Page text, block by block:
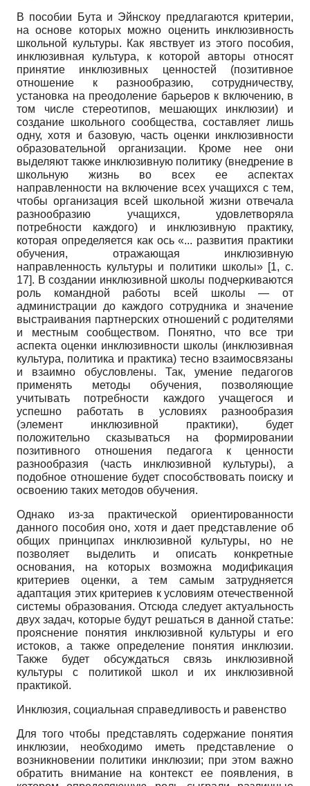
В пособии Бута и Эйнскоу предлагаются критерии,
на основе которых можно оценить инклюзивность
школьной культуры. Как явствует из этого пособия,
инклюзивная культура, к которой авторы относят
принятие инклюзивных ценностей (позитивное
отношение к разнообразию, сотрудничеству,
установка на преодоление барьеров к включению, в
том числе стереотипов, мешающих инклюзии) и
создание школьного сообщества, составляет лишь
одну, хотя и базовую, часть оценки инклюзивности
образовательной организации. Кроме нее они
выделяют также инклюзивную политику (внедрение в
школьную жизнь во всех ее аспектах
направленности на включение всех учащихся с тем,
чтобы организация всей школьной жизни отвечала
разнообразию учащихся, удовлетворяла
потребности каждого) и инклюзивную практику,
которая определяется как ось «... развития практики
обучения, отражающая инклюзивную
направленность культуры и политики школы» [1, с.
17]. В создании инклюзивной школы подчеркиваются
роль командной работы всей школы — от
администрации до каждого сотрудника и значение
выстраивания партнерских отношений с родителями
и местным сообществом. Понятно, что все три
аспекта оценки инклюзивности школы (инклю­зивная
культура, политика и практика) тесно взаимосвязаны
и взаимно обусловлены. Так, умение педагогов
применять методы обучения, позволяющие
учитывать потребности каждого учащегося и
успешно работать в условиях разнообразия
(элемент инклюзивной практики), будет
положительно сказываться на формировании
позитивного отношения педагога к ценности
разнообразия (часть инклюзивной культуры), а
подобное отношение будет способствовать поиску и
освоению таких методов обучения.
Однако из-за практической ориентированности
данного пособия оно, хотя и дает представление об
общих принципах инклюзивной культуры, но не
позволяет выделить и описать конкретные
основания, на которых возможна модификация
критериев оценки, а тем самым затрудняется
адаптация этих критериев к условиям отечественной
системы образования. Отсюда следует актуальность
двух задач, которые будут решаться в данной статье:
прояснение понятия инклю­зивной культуры и его
истоков, а также определение понятия инклюзии.
Также будет обсуждаться связь инклюзивной
культуры с политикой школ и их инклю­зивной
практикой.
Инклюзия, социальная справедливость и равенство
Для того чтобы представлять содержание понятия
инклюзии, необходимо иметь представление о
возникновении политики инклюзии; при этом важно
обратить внимание на контекст ее появления, в